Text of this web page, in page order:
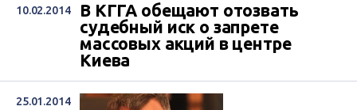
10.02.2014
В КГГА обещают отозвать
судебный иск о запрете
массовых акций в центре
Киева
25.01.2014